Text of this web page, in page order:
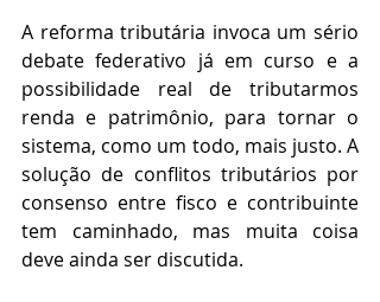
A reforma tributária invoca um sério
debate federativo já em curso e a
possibilidade real de tributarmos
renda e patrimônio, para tornar o
sistema, como um todo, mais justo. A
solução de conflitos tributários por
consenso entre fisco e contribuinte
tem caminhado, mas muita coisa
deve ainda ser discutida.